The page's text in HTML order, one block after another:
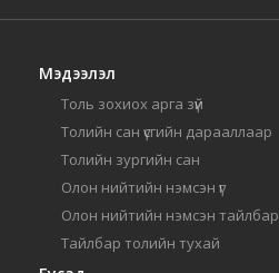
Мэдээлэл
Толь зохиох арга зүй
Толийн сан үсгийн дарааллаар
Толийн зургийн сан
Олон нийтийн нэмсэн үг
Олон нийтийн нэмсэн тайлбар
Тайлбар толийн тухай